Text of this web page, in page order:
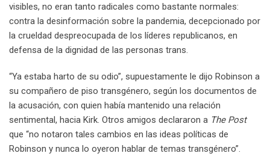
visibles, no eran tanto radicales como bastante normales:
contra la desinformación sobre la pandemia, decepcionado por
la crueldad despreocupada de los líderes republicanos, en
defensa de la dignidad de las personas trans.
“Ya estaba harto de su odio”, supuestamente le dijo Robinson a
su compañero de piso transgénero, según los documentos de
la acusación, con quien había mantenido una relación
sentimental, hacia Kirk. Otros amigos declararon a The Post
que “no notaron tales cambios en las ideas políticas de
Robinson y nunca lo oyeron hablar de temas transgénero”.